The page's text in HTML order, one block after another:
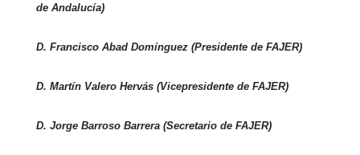
de Andalucía)
D. Francisco Abad Domínguez (Presidente de FAJER)
D. Martín Valero Hervás (Vicepresidente de FAJER)
D. Jorge Barroso Barrera (Secretario de FAJER)